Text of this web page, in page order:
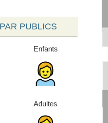
PUBLICS
Enfants
Adultes